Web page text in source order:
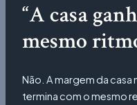
“A casa
mesmo
Não. A margem da casa
termina com o mesmo